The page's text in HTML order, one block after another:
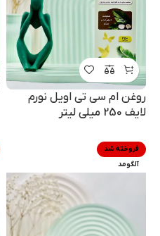
روغن ام سی تی اویل نورم
لایف 250 میلی لیتر
فروخته شد
آلگومد